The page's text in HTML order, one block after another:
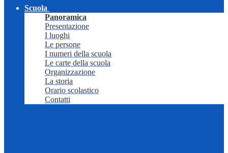
Scuola
Panoramica
Presentazione
I luoghi
Le persone
I numeri della scuola
Le carte della scuola
Organizzazione
La storia
Orario scolastico
Contatti